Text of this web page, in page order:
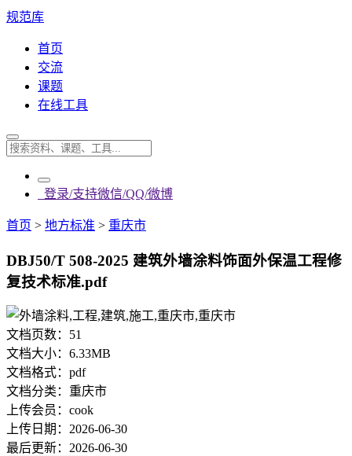
规范库
首页
交流
课题
在线工具
登录/支持微信/QQ/微博
首页 > 地方标准 > 重庆市
DBJ50/T 508-2025 建筑外墙涂料饰面外保温工程修
复技术标准.pdf
文档页数： 51
文档大小： 6.33MB
文档格式： pdf
文档分类： 重庆市
上传会员： cook
上传日期： 2026-06-30
最后更新： 2026-06-30